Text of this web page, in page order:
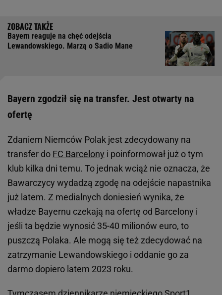
Bayern reaguje na chęć odejścia
Lewandowskiego. Marzą o Sadio Mane
Bayern zgodził się na transfer. Jest otwarty na
ofertę
Zdaniem Niemców Polak jest zdecydowany na
transfer do FC Barcelony i poinformował już o tym
klub kilka dni temu. To jednak wciąż nie oznacza, że
Bawarczycy wydadzą zgodę na odejście napastnika
już latem. Z medialnych doniesień wynika, że
władze Bayernu czekają na ofertę od Barcelony i
jeśli ta będzie wynosić 35-40 milionów euro, to
puszczą Polaka. Ale mogą się też zdecydować na
zatrzymanie Lewandowskiego i oddanie go za
darmo dopiero latem 2023 roku.